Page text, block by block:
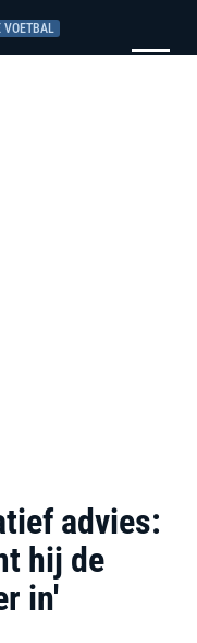
VOETBAL
advies:
hij de
in'